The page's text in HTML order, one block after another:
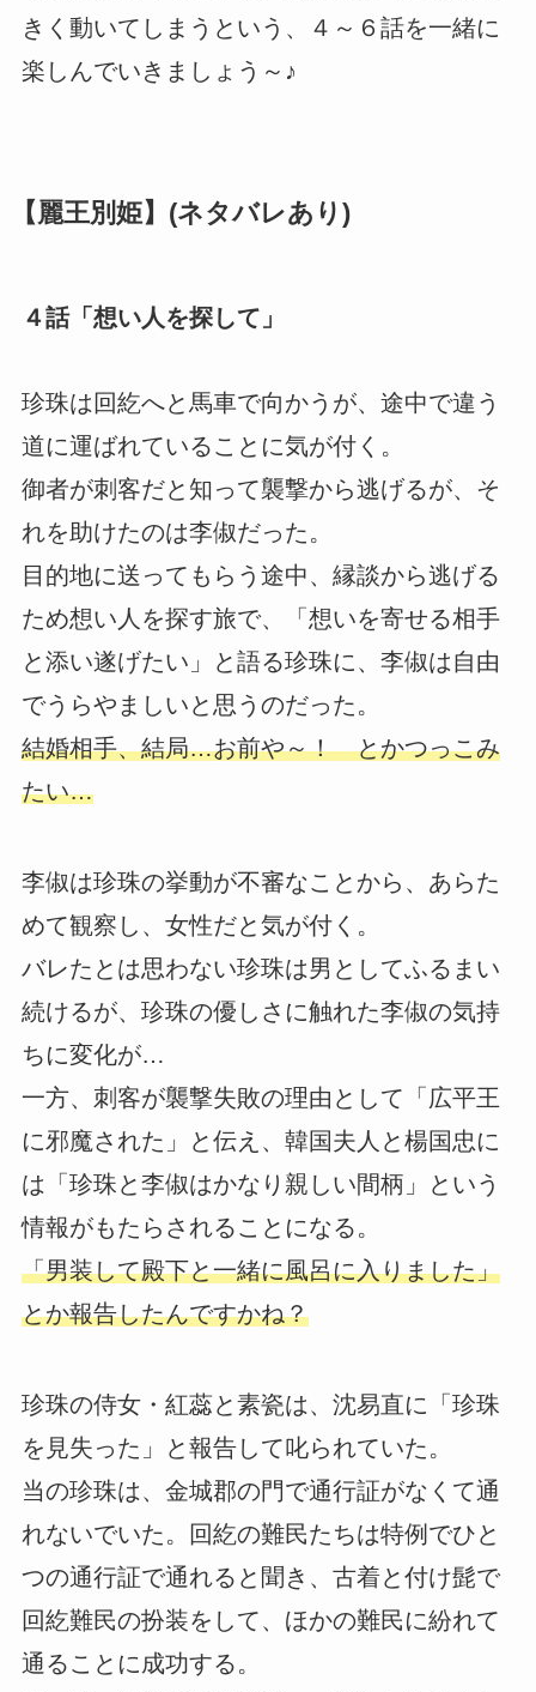
きく動いてしまうという、４～６話を一緒に
楽しんでいきましょう～♪
【麗王別姫】(ネタバレあり)
４話「想い人を探して」
珍珠は回紇へと馬車で向かうが、途中で違う
道に運ばれていることに気が付く。
御者が刺客だと知って襲撃から逃げるが、そ
れを助けたのは李俶だった。
目的地に送ってもらう途中、縁談から逃げる
ため想い人を探す旅で、「想いを寄せる相手
と添い遂げたい」と語る珍珠に、李俶は自由
でうらやましいと思うのだった。
結婚相手、結局…お前や～！ とかつっこみ
たい…
李俶は珍珠の挙動が不審なことから、あらた
めて観察し、女性だと気が付く。
バレたとは思わない珍珠は男としてふるまい
続けるが、珍珠の優しさに触れた李俶の気持
ちに変化が…
一方、刺客が襲撃失敗の理由として「広平王
に邪魔された」と伝え、韓国夫人と楊国忠に
は「珍珠と李俶はかなり親しい間柄」という
情報がもたらされることになる。
「男装して殿下と一緒に風呂に入りました」
とか報告したんですかね？
珍珠の侍女・紅蕊と素瓷は、沈易直に「珍珠
を見失った」と報告して叱られていた。
当の珍珠は、金城郡の門で通行証がなくて通
れないでいた。回紇の難民たちは特例でひと
つの通行証で通れると聞き、古着と付け髭で
回紇難民の扮装をして、ほかの難民に紛れて
通ることに成功する。